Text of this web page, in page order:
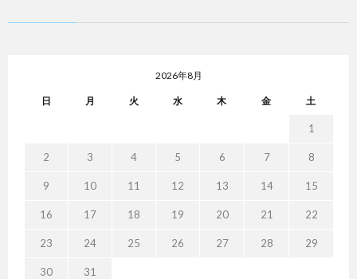
2026年8月
日 月 火 水 木 金 土
1
2 3 4 5 6 7 8
9 10 11 12 13 14 15
16 17 18 19 20 21 22
23 24 25 26 27 28 29
30
31